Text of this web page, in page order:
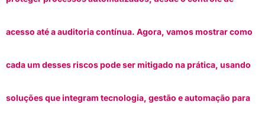
acesso até a auditoria contínua. Agora, vamos mostrar como
cada um desses riscos pode ser mitigado na prática, usando
soluções que integram tecnologia, gestão e automação para